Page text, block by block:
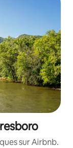
sur Airbnb.